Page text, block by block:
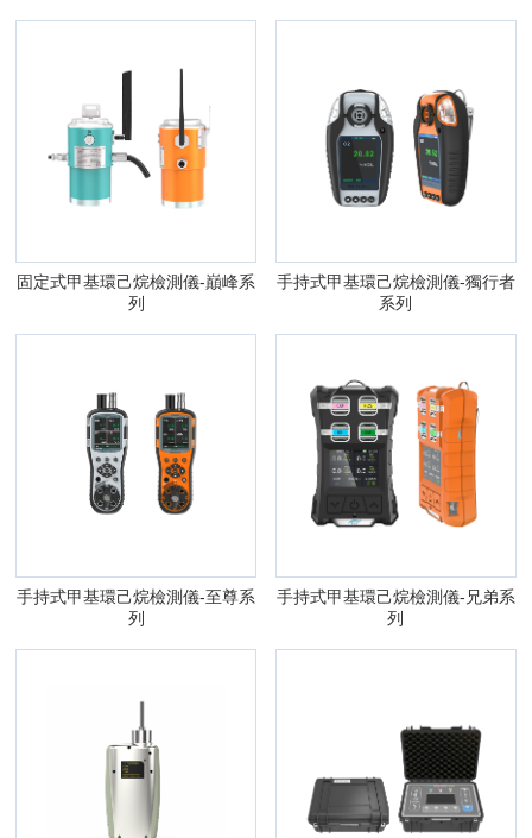
固定式甲基環己烷檢測儀-巔峰系
列
手持式甲基環己烷檢測儀-獨行者
系列
手持式甲基環己烷檢測儀-至尊系
列
手持式甲基環己烷檢測儀-兄弟系
列